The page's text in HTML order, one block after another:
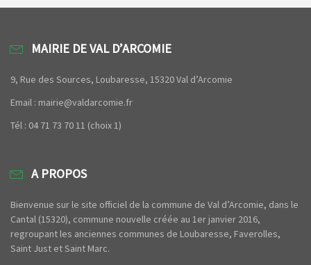
MAIRIE DE VAL D’ARCOMIE
9, Rue des Sources, Loubaresse, 15320 Val d’Arcomie
Email : mairie@valdarcomie.fr
Tél : 04 71 73 70 11 (choix 1)
A PROPOS
Bienvenue sur le site officiel de la commune de Val d’Arcomie, dans le
Cantal (15320), commune nouvelle créée au 1er janvier 2016,
regroupant les anciennes communes de Loubaresse, Faverolles,
Saint Just et Saint Marc.